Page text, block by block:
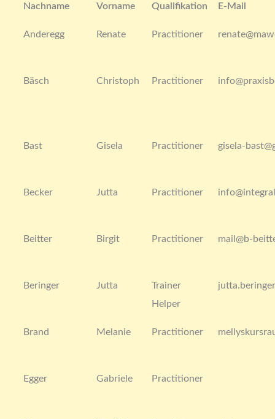
Nachname Vorname Qualifikation E-Mail
Anderegg Renate Practitioner
Bäsch Christoph Practitioner
Bast Gisela Practitioner gisela-
Becker Jutta Practitioner
Beitter Birgit Practitioner mail@b-
Beringer Jutta
Trainer
Helper
Brand Melanie Practitioner
Egger Gabriele Practitioner